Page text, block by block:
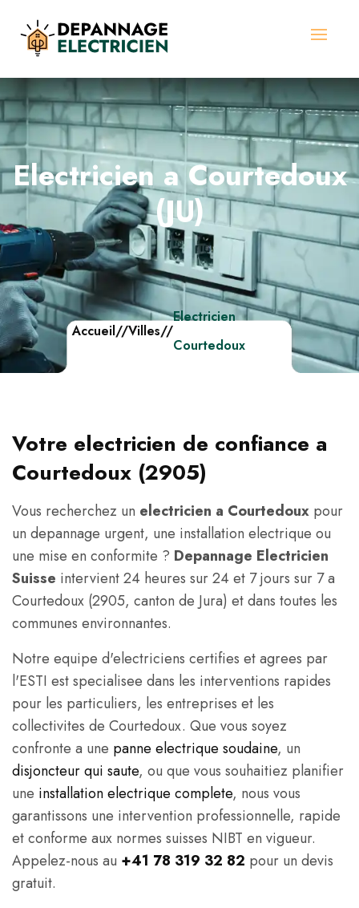
Electricien a Courtedoux
(JU)
Accueil//Villes//
Electricien
Courtedoux
Votre electricien de confiance a
Courtedoux (2905)
Vous recherchez un electricien a Courtedoux pour
un depannage urgent, une installation electrique ou
une mise en conformite ? Depannage Electricien
Suisse intervient 24 heures sur 24 et 7 jours sur 7 a
Courtedoux (2905, canton de Jura) et dans toutes les
communes environnantes.
Notre equipe d'electriciens certifies et agrees par
l'ESTI est specialisee dans les interventions rapides
pour les particuliers, les entreprises et les
collectivites de Courtedoux. Que vous soyez
confronte a une panne electrique soudaine, un
disjoncteur qui saute, ou que vous souhaitiez planifier
une installation electrique complete, nous vous
garantissons une intervention professionnelle, rapide
et conforme aux normes suisses NIBT en vigueur.
Appelez-nous au +41 78 319 32 82 pour un devis
gratuit.